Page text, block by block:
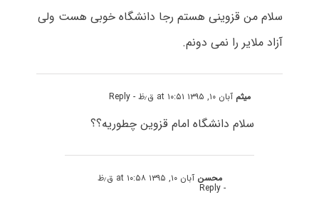
سلام من قزوینی هستم رجا دانشگاه خوبی هست ولی
آزاد ملایر را نمی دونم.
میثم آبان ۱۰, ۱۳۹۵ at ۱۰:۵۱ ق٫ظ - Reply
سلام دانشگاه امام قزوین چطوریه؟؟
محسن آبان ۱۰, ۱۳۹۵ at ۱۰:۵۸ ق٫ظ
- Reply